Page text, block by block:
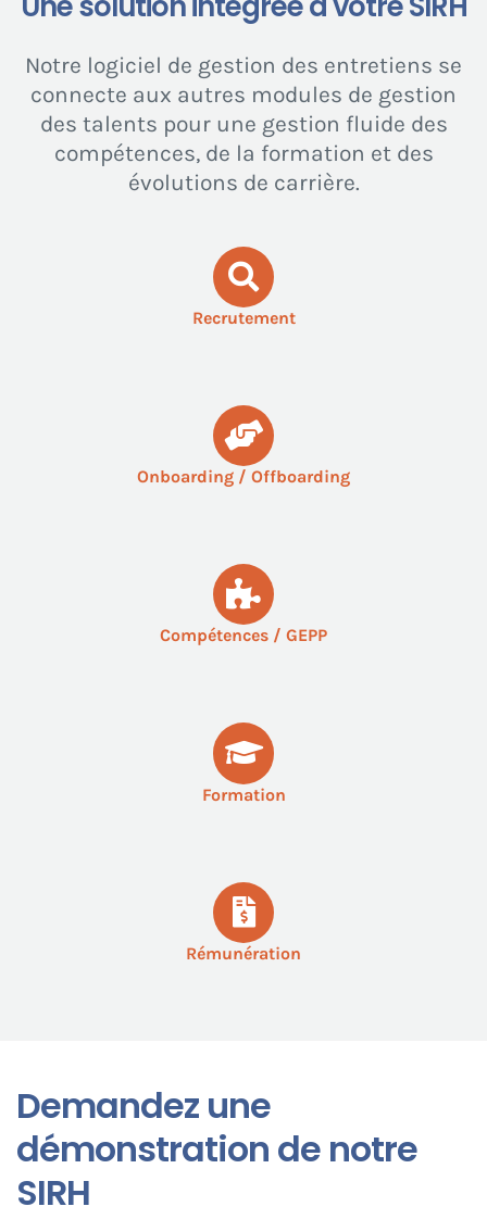
Notre logiciel de gestion des entretiens se
connecte aux autres modules de gestion
des talents pour une gestion fluide des
compétences, de la formation et des
évolutions de carrière.
Recrutement
Onboarding / Offboarding
Compétences / GEPP
Formation
Rémunération
Demandez une
démonstration de notre
SIRH